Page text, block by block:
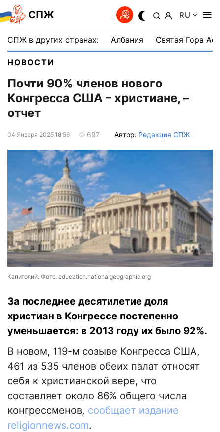
СПЖ RU
СПЖ в других странах: Албания Святая Гора
НОВОСТИ
Почти 90% членов нового
Конгресса США – христиане, –
отчет
04 Января 2025 18:56 697 Автор: Редакция СПЖ
Капитолий. Фото: education.nationalgeographic.org
За последнее десятилетие доля
христиан в Конгрессе постепенно
уменьшается: в 2013 году их было 92%.
В новом, 119-м созыве Конгресса США,
461 из 535 членов обеих палат относят
себя к христианской вере, что
составляет около 86% общего числа
конгрессменов, сообщает издание
religionnews.com.